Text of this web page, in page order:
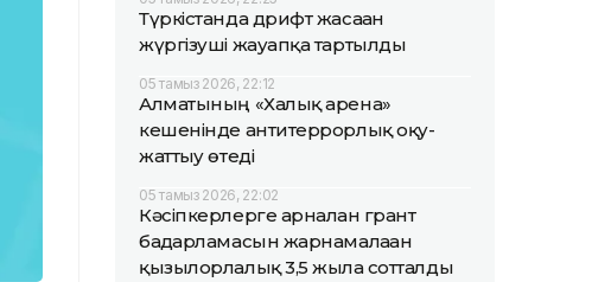
Түркістанда дрифт жасаған
жүргізуші жауапқа тартылды
05 тамыз 2026, 22:12
Алматының «Халық арена»
кешенінде антитеррорлық оқу-
жаттығу өтеді
05 тамыз 2026, 22:02
Кәсіпкерлерге арналған грант
бағдарламасын жарнамалаған
қызылорлалық 3,5 жылға сотталды